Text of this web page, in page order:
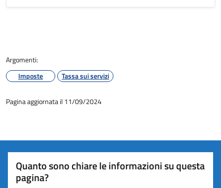
Argomenti:
Imposte
Tassa sui servizi
Pagina aggiornata il 11/09/2024
Quanto sono chiare le informazioni su questa
pagina?